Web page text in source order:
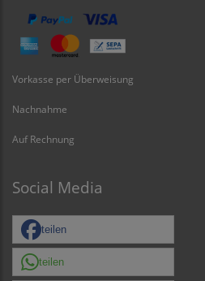
Vorkasse per Überweisung
Nachnahme
Auf Rechnung
Social Media
teilen
teilen